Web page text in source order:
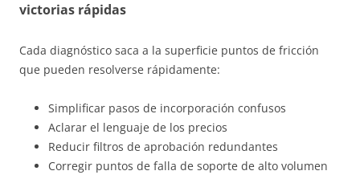
victorias rápidas
Cada diagnóstico saca a la superficie puntos de fricción
que pueden resolverse rápidamente:
Simplificar pasos de incorporación confusos
Aclarar el lenguaje de los precios
Reducir filtros de aprobación redundantes
Corregir puntos de falla de soporte de alto volumen